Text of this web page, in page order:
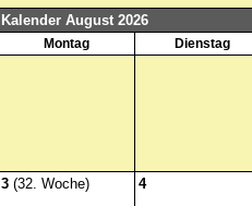
Kalender August 2026
Montag Dienstag
3 (32. Woche)
4